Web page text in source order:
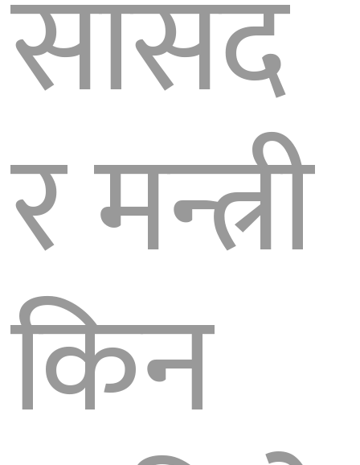
सांसद
र मन्त्री
किन